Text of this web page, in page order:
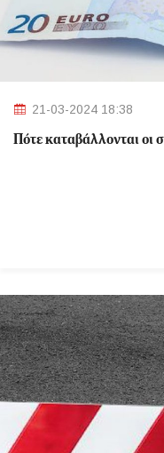
21-03-2024 18:38
Πότε καταβάλλονται οι